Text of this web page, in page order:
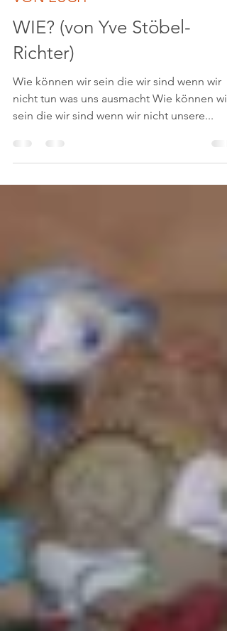
jeannettedrygalla
25. Mai 2025
VON EUCH
WIE? (von Yve Stöbel-
Richter)
Wie können wir sein die wir sind wenn wir
nicht tun was uns ausmacht Wie können wir
sein die wir sind wenn wir nicht unsere...